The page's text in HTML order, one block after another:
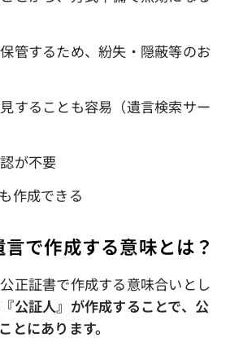
管するため、紛失・隠蔽等のお
することも容易（遺言検索サー
が不要
作成できる
で作成する意味とは？
正証書で作成する意味合いとし
公証人』が作成することで、公
とにあります。